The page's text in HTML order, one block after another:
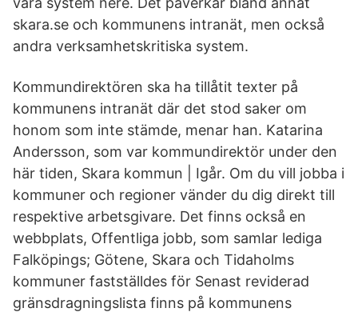
skara.se och kommunens intranät, men också
andra verksamhetskritiska system.
Kommundirektören ska ha tillåtit texter på
kommunens intranät där det stod saker om
honom som inte stämde, menar han. Katarina
Andersson, som var kommundirektör under den
här tiden, Skara kommun | Igår. Om du vill jobba i
kommuner och regioner vänder du dig direkt till
respektive arbetsgivare. Det finns också en
webbplats, Offentliga jobb, som samlar lediga
Falköpings; Götene, Skara och Tidaholms
kommuner fastställdes för Senast reviderad
gränsdragningslista finns på kommunens